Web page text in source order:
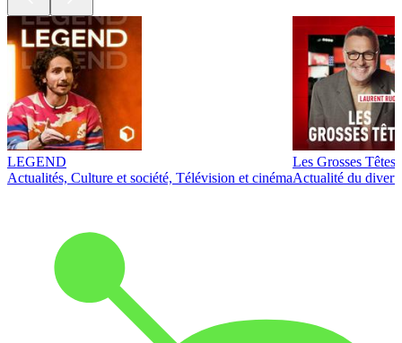
LEGEND
Actualités, Culture et société, Télévision et cinéma
Les Grosses Têtes
Actualité du